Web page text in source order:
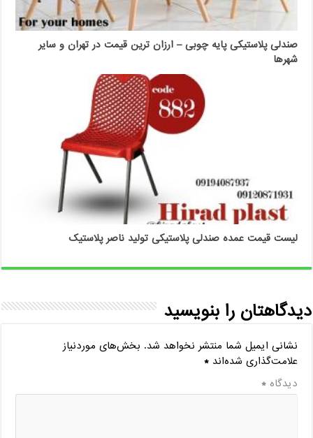
صندلی پلاستیکی پایه چوبی – ارزان ترین قیمت در تهران و سایر
شهرها
لیست قیمت عمده صندلی پلاستیکی تولید ناصر پلاستیک
دیدگاهتان را بنویسید
نشانی ایمیل شما منتشر نخواهد شد. بخش‌های موردنیاز
علامت‌گذاری شده‌اند*
دیدگاه*